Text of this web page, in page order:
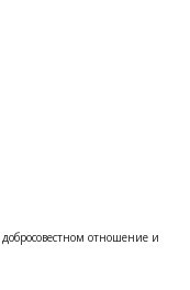
отношение и